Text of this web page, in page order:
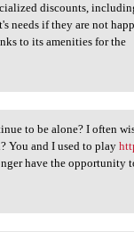
discounts,
needs if they are not
to its amenities for the
to be alone? I often
You and I used to play
have the opportunity